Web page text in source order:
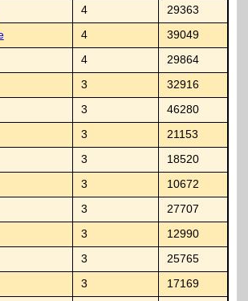
4 29363
4 39049
4 29864
3 32916
3 46280
3 21153
3 18520
3 10672
3 27707
3 12990
3 25765
3 17169